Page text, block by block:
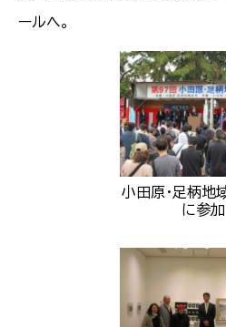
ールへ。
小田原・足柄地
に参加